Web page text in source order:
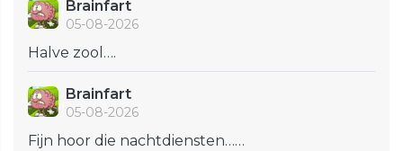
Brainfart
05-08-2026
Halve zool….
Brainfart
05-08-2026
Fijn hoor die nachtdiensten……